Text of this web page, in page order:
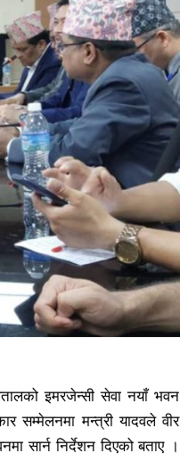
इमरजेन्सी सेवा नयाँ भवन
सम्मेलनमा मन्त्री यादवले वीर
सार्न निर्देशन दिएको बताए ।